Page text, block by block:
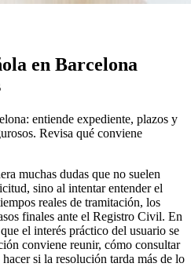
en Barcelona
entiende expediente, plazos y
Revisa qué conviene
muchas dudas que no suelen
sino al intentar entender el
reales de tramitación, los
finales ante el Registro Civil. En
el interés práctico del usuario se
conviene reunir, cómo consultar
si la resolución tarda más de lo